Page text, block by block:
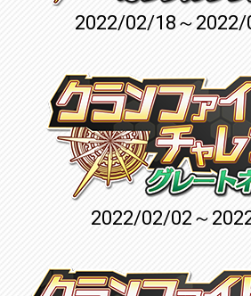
2022/02/18～
2022/02/02～